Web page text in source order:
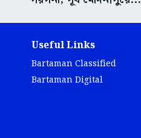
Useful Links
Bartaman Classified
Bartaman Digital